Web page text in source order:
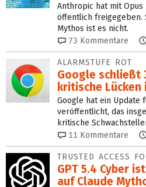
Anthropic hat mit Opus
öffentlich freigegeben.
Mythos ist es nicht.
73 Kommentare
ALARMSTUFE ROT
Google schließt
kritische Lücken
Google hat ein Update
veröffentlicht, das
kritische
11 Kommentare
TRUSTED ACCESS
GPT 5.4 Cyber
auf Claude